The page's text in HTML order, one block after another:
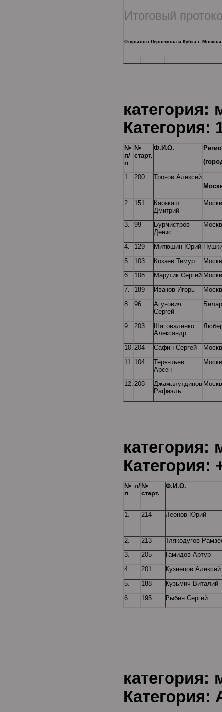
Итоговый
Открытого Первенства и Кубка г. Москвы
Категория:
№
п/
п
№
старт.
Ф.И.О.
1. 200
Тронов Алексей
2. 151
Каракаш
Дмитрий
3. 99
Бурмистров
Денис
4. 129 Митюшин Юрий
5.
103 Кокаев Тимур
6.
108 Марутик Сергей
7.
189 Иванов Игорь
8.
96
Агунович
Сергей
9. 203
Шаповаленко
Александр
10. 204 Сафин Сергей
11.
104
Терентьев
Арсен
12. 208
Джамалутдинов
Рафаэль
Категория:
№ п/
п
№
старт.
Ф.И.О.
1. 214 Леонов Юрий
2. 213
Тлякодугов
3.
205
Гамидов Артур
4.
201
Кузнецов Алексей
5.
188
Кузьмич Виталий
6.
195 Рыбин Сергей
Категория: